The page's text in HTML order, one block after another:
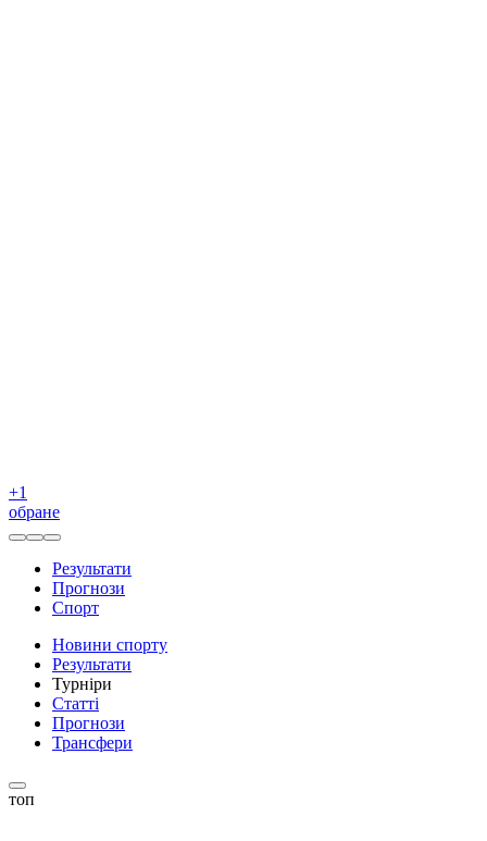
+1
обране
Результати
Прогнози
Спорт
Новини спорту
Результати
Турніри
Статті
Прогнози
Трансфери
топ